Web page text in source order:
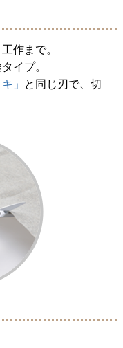
作まで。
イプ。
」 と同じ刃で、切